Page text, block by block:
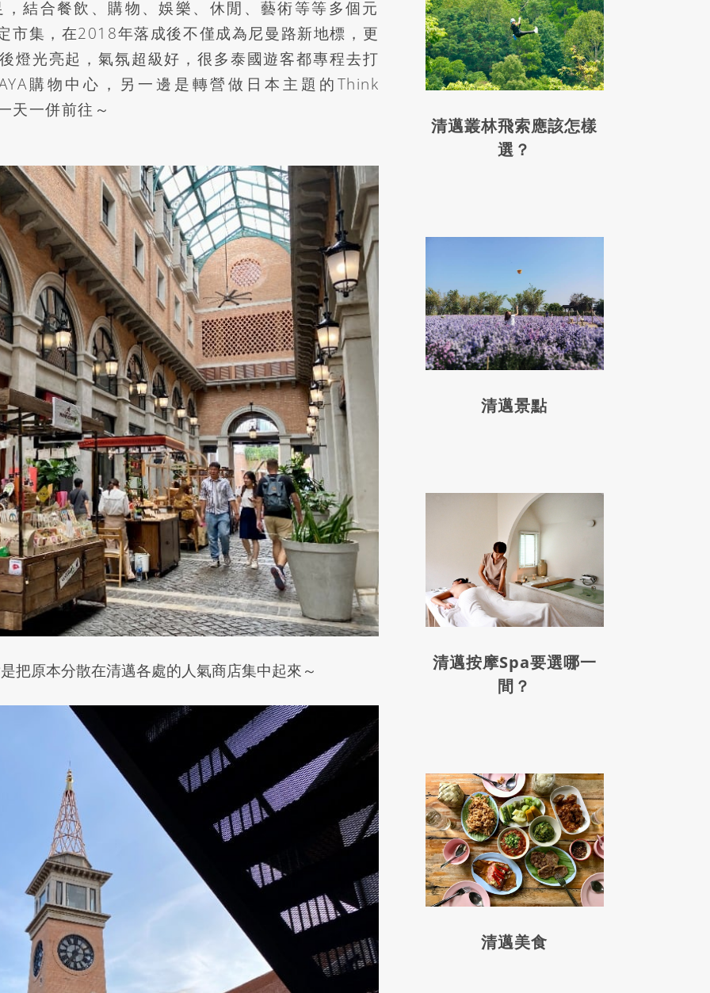
結合餐飲、購物、娛樂、休閒、藝術等等多個元
市集，在2018年落成後不僅成為尼曼路新地標，更
燈光亮起，氣氛超級好，很多泰國遊客都專程去打
購物中心，另一邊是轉營做日本主題的Think
天一併前往～
把原本分散在清邁各處的人氣商店集中起來～
清邁叢林飛索應該怎樣
選？
清邁景點
清邁按摩Spa要選哪一
間？
清邁美食